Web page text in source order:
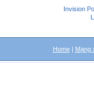
Invision
Home| Mạng